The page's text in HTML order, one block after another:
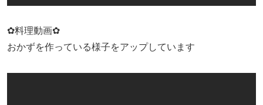
✿料理動画✿
おかずを作っている様子をアップしています